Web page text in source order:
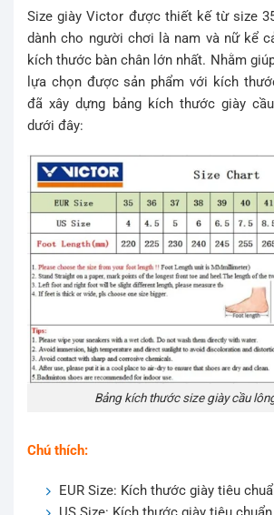
Size giày Victor được thiết kế từ size
dành cho người chơi là nam và nữ kể
kích thước bàn chân lớn nhất. Nhằm
lựa chọn được sản phẩm với kích
đã xây dựng bảng kích thước giày
dưới đây:
Bảng kích thước size giày cầu
Chú thích:
EUR Size: Kích thước giày tiêu